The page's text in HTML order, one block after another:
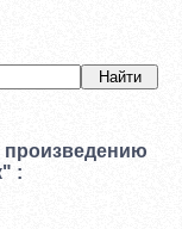
произведению
: